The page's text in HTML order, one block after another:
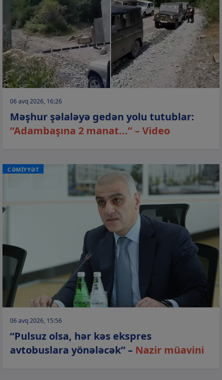
06 avq 2026, 16:26
Məşhur şəlaləyə gedən yolu tutublar:
“Adambaşına 2 manat...” – Video
CƏMİYYƏT
06 avq 2026, 15:56
“Pulsuz olsa, hər kəs ekspres
avtobuslara yönələcək” – Nazir müavini